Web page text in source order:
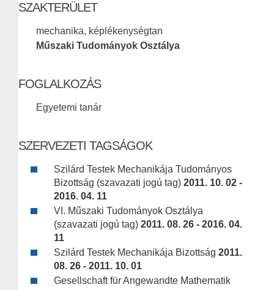
SZAKTERÜLET
mechanika, képlékenységtan
Műszaki Tudományok Osztálya
FOGLALKOZÁS
Egyetemi tanár
SZERVEZETI TAGSÁGOK
Szilárd Testek Mechanikája Tudományos
Bizottság (szavazati jogú tag) 2011. 10. 02 -
2016. 04. 11
VI. Műszaki Tudományok Osztálya
(szavazati jogú tag) 2011. 08. 26 - 2016. 04.
11
Szilárd Testek Mechanikája Bizottság 2011.
08. 26 - 2011. 10. 01
Gesellschaft für Angewandte Mathematik